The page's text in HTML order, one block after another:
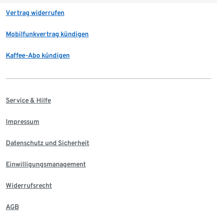
Vertrag widerrufen
Mobilfunkvertrag kündigen
Kaffee-Abo kündigen
Service & Hilfe
Impressum
Datenschutz und Sicherheit
Einwilligungsmanagement
Widerrufsrecht
AGB